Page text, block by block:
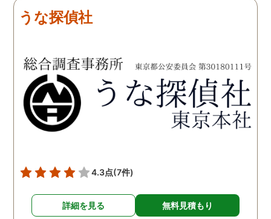
言えないですが、それでも
少しでも低く抑えるアドバ
た。 調査も私の望む結果を
得るべく、尽力して頂き、
密に連絡をいただきなが
ら、丁寧に対応してくださ
いました。 おかげで、とて
も、不安で日々辛い気持ち
対応して頂いた上に、かな
り迅速に弁護士に関するア
謝しております。 私と
何かありましたらご相談
せて頂きたいと思います
うな探偵社
4.3点(7件)
詳細を見る 無料見積もり